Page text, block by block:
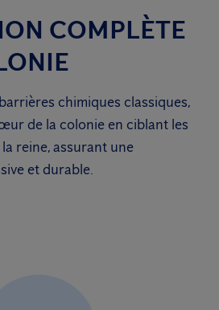
COMPLÈTE
chimiques classiques,
de la colonie en ciblant les
reine, assurant une
et durable.